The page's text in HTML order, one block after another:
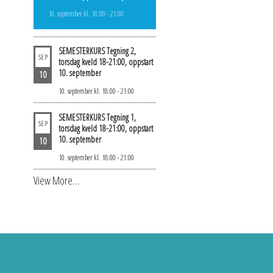
10. september kl. 18:00-21:00
SEP
10
SEMESTERKURS Tegning 2,
torsdag kveld 18-21:00, oppstart
10. september
10. september kl. 18:00-21:00
SEP
10
SEMESTERKURS Tegning 1,
torsdag kveld 18-21:00, oppstart
10. september
10. september kl. 18:00-21:00
View More…